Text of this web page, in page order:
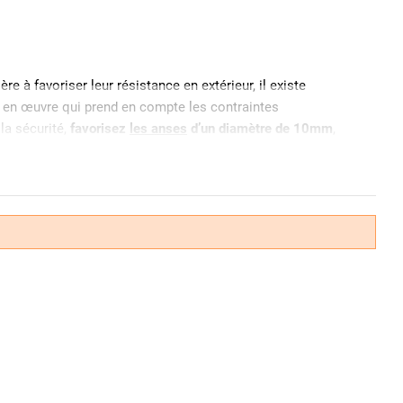
à favoriser leur résistance en extérieur, il existe
œuvre qui prend en compte les contraintes
sécurité, favorisez les anses d’un diamètre de 10mm
une bague PVC. Si l’acier cémenté assure une
l’oxydation notamment noscadenas anti-corrosion.
contre la coupe et le sciage. L’inox quant à lui
il est conseillé d'utiliser un